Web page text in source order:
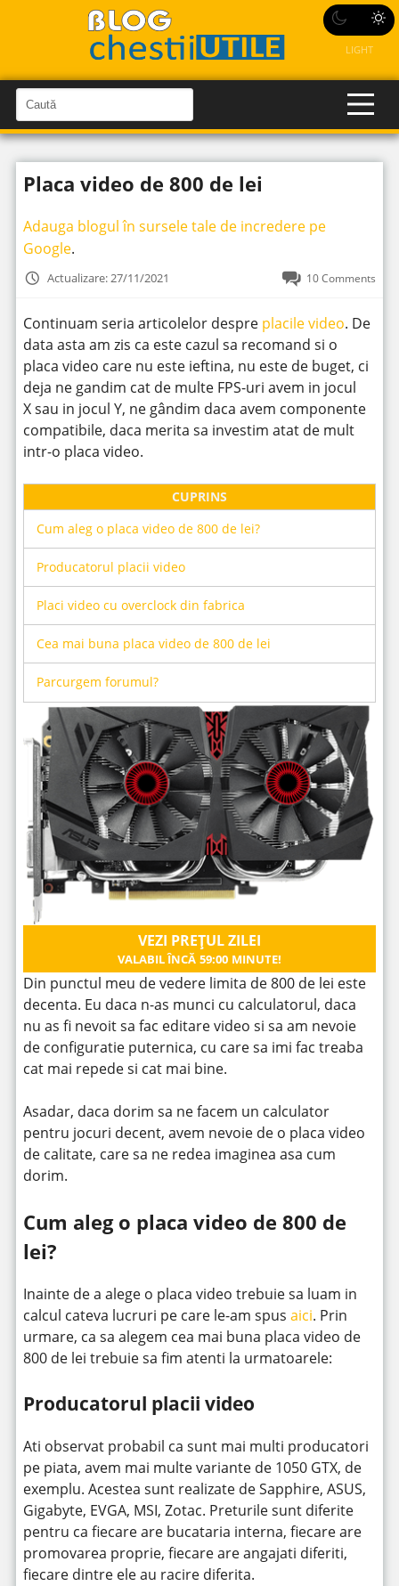
LIGHT
a
u
t
n
C
a
u
î
n
t
Placa video de 800 de lei
Adauga blogul în sursele tale de incredere pe
Google.
Actualizare: 27/11/2021 10 Comments
Continuam seria articolelor despre placile video. De
data asta am zis ca este cazul sa recomand si o
placa video care nu este ieftina, nu este de buget, ci
deja ne gandim cat de multe FPS-uri avem in jocul
X sau in jocul Y, ne gândim daca avem componente
compatibile, daca merita sa investim atat de mult
intr-o placa video.
CUPRINS
Cum aleg o placa video de 800 de lei?
Producatorul placii video
Placi video cu overclock din fabrica
Cea mai buna placa video de 800 de lei
Parcurgem forumul?
VEZI PREȚUL ZILEI
VALABIL ÎNCĂ 59:00 MINUTE!
Din punctul meu de vedere limita de 800 de lei este
decenta. Eu daca n-as munci cu calculatorul, daca
nu as fi nevoit sa fac editare video si sa am nevoie
de configuratie puternica, cu care sa imi fac treaba
cat mai repede si cat mai bine.
Asadar, daca dorim sa ne facem un calculator
pentru jocuri decent, avem nevoie de o placa video
de calitate, care sa ne redea imaginea asa cum
dorim.
Cum aleg o placa video de 800 de
lei?
Inainte de a alege o placa video trebuie sa luam in
calcul cateva lucruri pe care le-am spus aici. Prin
urmare, ca sa alegem cea mai buna placa video de
800 de lei trebuie sa fim atenti la urmatoarele:
Producatorul placii video
Ati observat probabil ca sunt mai multi producatori
pe piata, avem mai multe variante de 1050 GTX, de
exemplu. Acestea sunt realizate de Sapphire, ASUS,
Gigabyte, EVGA, MSI, Zotac. Preturile sunt diferite
pentru ca fiecare are bucataria interna, fiecare are
promovarea proprie, fiecare are angajati diferiti,
fiecare dintre ele au racire diferita.